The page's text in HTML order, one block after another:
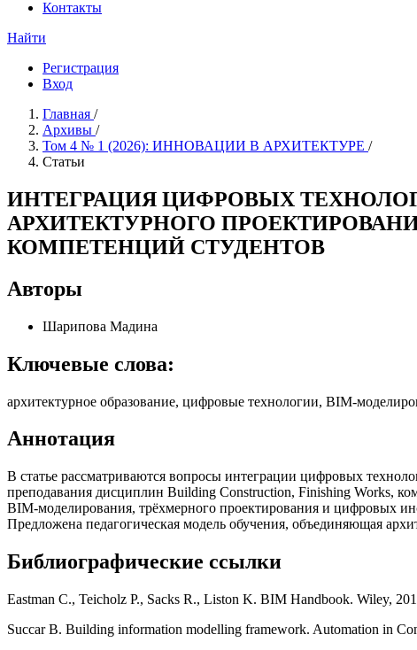
Контакты
Найти
Регистрация
Вход
Главная /
Архивы /
Том 4 № 1 (2026): ИННОВАЦИИ В АРХИТЕКТУРЕ /
Статьи
ИНТЕГРАЦИЯ ЦИФРОВЫХ
АРХИТЕКТУРНОГО
КОМПЕТЕНЦИЙ СТУДЕНТОВ
Авторы
Шарипова Мадина
Ключевые слова:
архитектурное образование, цифровые технологии,
Аннотация
В статье рассматриваются вопросы интеграции цифровых
преподавания дисциплин Building Construction, Finishing Works,
BIM‑моделирования, трёхмерного проектирования и цифровых
Предложена педагогическая модель обучения, объединяющая
Библиографические ссылки
Eastman C., Teicholz P., Sacks R., Liston K. BIM Handbook. Wiley,
Succar B. Building information modelling framework. Automation in